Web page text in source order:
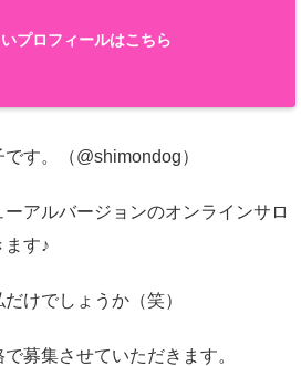
プロフィールはこちら
す。（@shimondog）
アルバージョンのオンラインサロ
ます♪
けでしょうか（笑）
募集させていただきます。